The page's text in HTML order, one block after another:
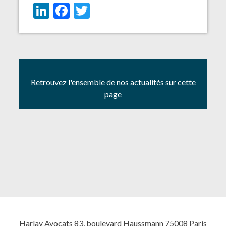
LinkedIn
Facebook
Twitter
Retrouvez l'ensemble de nos actualités sur cette
page
Harlay Avocats 83, boulevard Haussmann 75008 Paris